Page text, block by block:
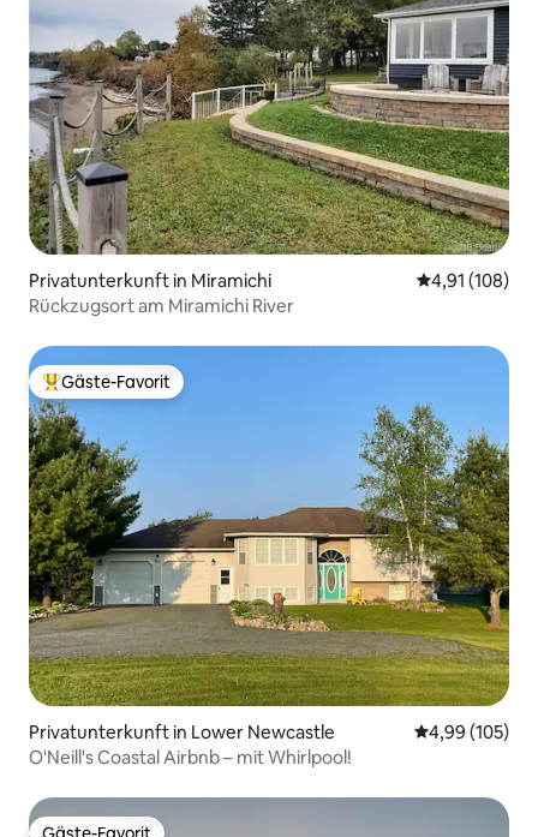
Privatunterkunft in Miramichi
4,91 (108)
Rückzugsort am Miramichi River
Beliebter Gäste-Favorit.
Gäste-Favorit
Privatunterkunft in Lower Newcastle
4,99 (105)
O'Neill's Coastal Airbnb – mit Whirlpool!